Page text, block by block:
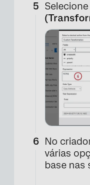
Selecione
No
várias
base nas